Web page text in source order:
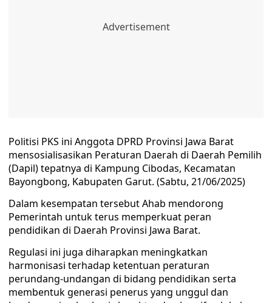
Politisi PKS ini Anggota DPRD Provinsi Jawa Barat
mensosialisasikan Peraturan Daerah di Daerah Pemilih
(Dapil) tepatnya di Kampung Cibodas, Kecamatan
Bayongbong, Kabupaten Garut. (Sabtu, 21/06/2025)
Dalam kesempatan tersebut Ahab mendorong
Pemerintah untuk terus memperkuat peran
pendidikan di Daerah Provinsi Jawa Barat.
Regulasi ini juga diharapkan meningkatkan
harmonisasi terhadap ketentuan peraturan
perundang-undangan di bidang pendidikan serta
membentuk generasi penerus yang unggul dan